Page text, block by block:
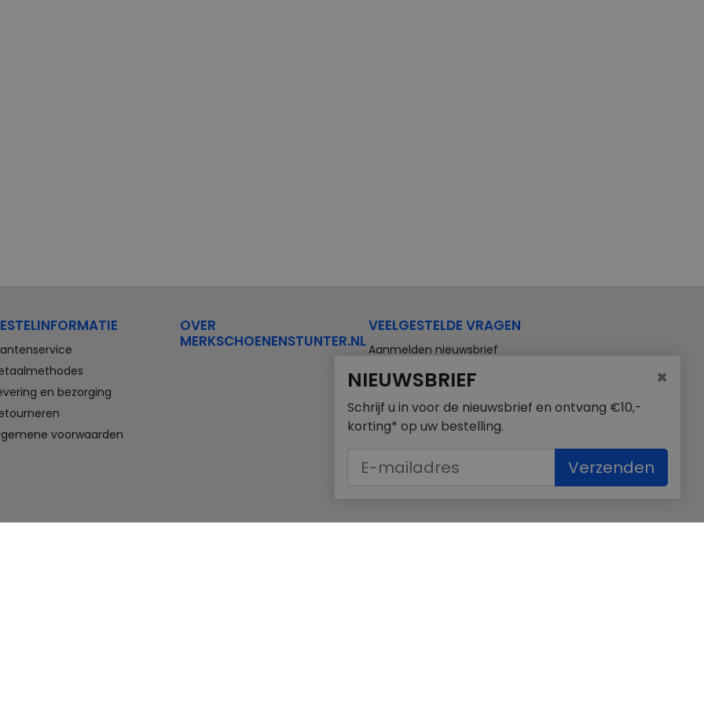
en bezorging
voorwaarden
OVER
MERKSCHOENENSTUNTER.NL
VEELGESTELDE VRAGEN
Aanmelden nieuwsbrief
×
NIEUWSBRIEF
Schrijf u in voor de nieuwsbrief en ontvang €10,-
korting* op uw bestelling.
Verzenden